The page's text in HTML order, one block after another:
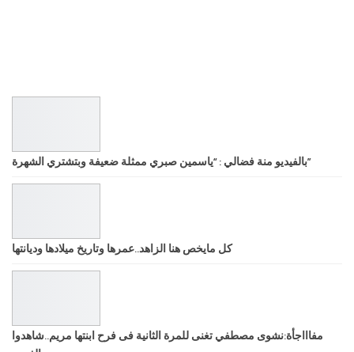
بالفيديو منة فضالي : “ياسمين صبري ممثلة ضعيفة وبتشتري الشهرة”
كل مايخص هنا الزاهد..عمرها وتاريخ ميلادها وديانتها
مفاااجأة:نشوى مصطفي تغنى للمرة الثانية فى فرح ابنتها مريم..شاهدوا